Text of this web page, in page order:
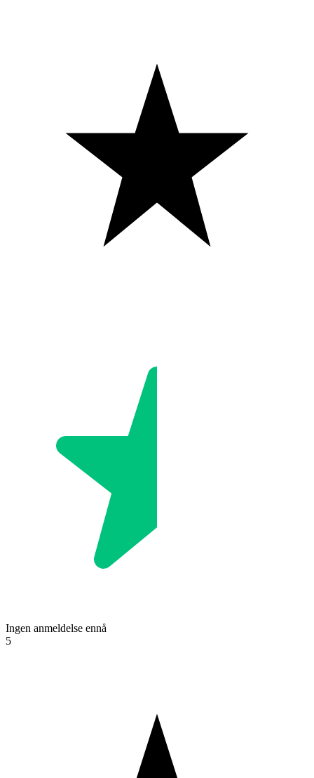
Ingen anmeldelse ennå
5